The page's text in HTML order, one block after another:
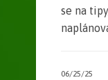
se na
06/25/25